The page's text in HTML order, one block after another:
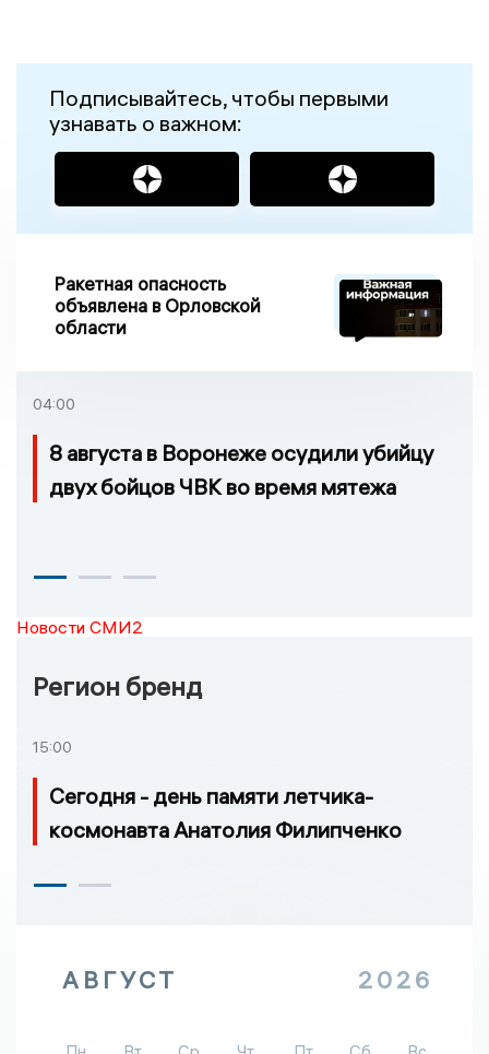
Подписывайтесь, чтобы первыми
узнавать о важном:
Ракетная опасность
объявлена в Орловской
области
04:00
8 августа в Воронеже осудили убийцу
двух бойцов ЧВК во время мятежа
Новости СМИ2
Регион бренд
15:00
Сегодня - день памяти летчика-
космонавта Анатолия Филипченко
АВГУСТ 2026